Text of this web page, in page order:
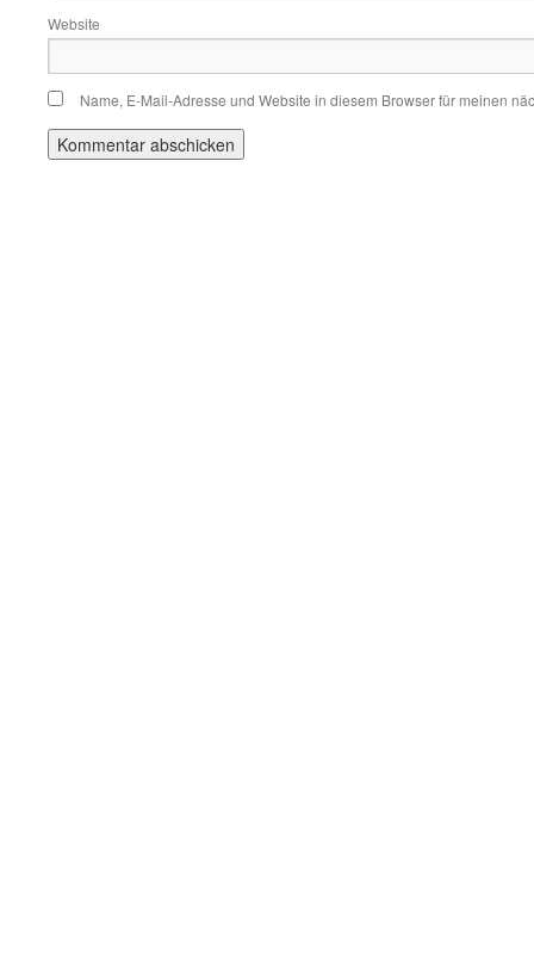
Website
Name, E-Mail-Adresse und Website in diesem Browser für meinen